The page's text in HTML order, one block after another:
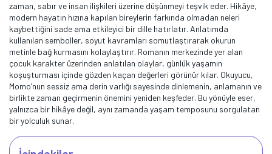
zaman, sabır ve insan ilişkileri üzerine düşünmeyi teşvik eder. Hikâye,
modern hayatın hızına kapılan bireylerin farkında olmadan neleri
kaybettiğini sade ama etkileyici bir dille hatırlatır. Anlatımda
kullanılan semboller, soyut kavramları somutlaştırarak okurun
metinle bağ kurmasını kolaylaştırır. Romanın merkezinde yer alan
çocuk karakter üzerinden anlatılan olaylar, günlük yaşamın
koşuşturması içinde gözden kaçan değerleri görünür kılar. Okuyucu,
Momo’nun sessiz ama derin varlığı sayesinde dinlemenin, anlamanın ve
birlikte zaman geçirmenin önemini yeniden keşfeder. Bu yönüyle eser,
yalnızca bir hikâye değil, aynı zamanda yaşam temposunu sorgulatan
bir yolculuk sunar.